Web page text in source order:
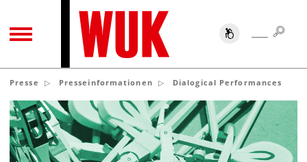
TOGGLE NAVIGATION SUCHE
Presse Presseinformationen Dialogical Performances